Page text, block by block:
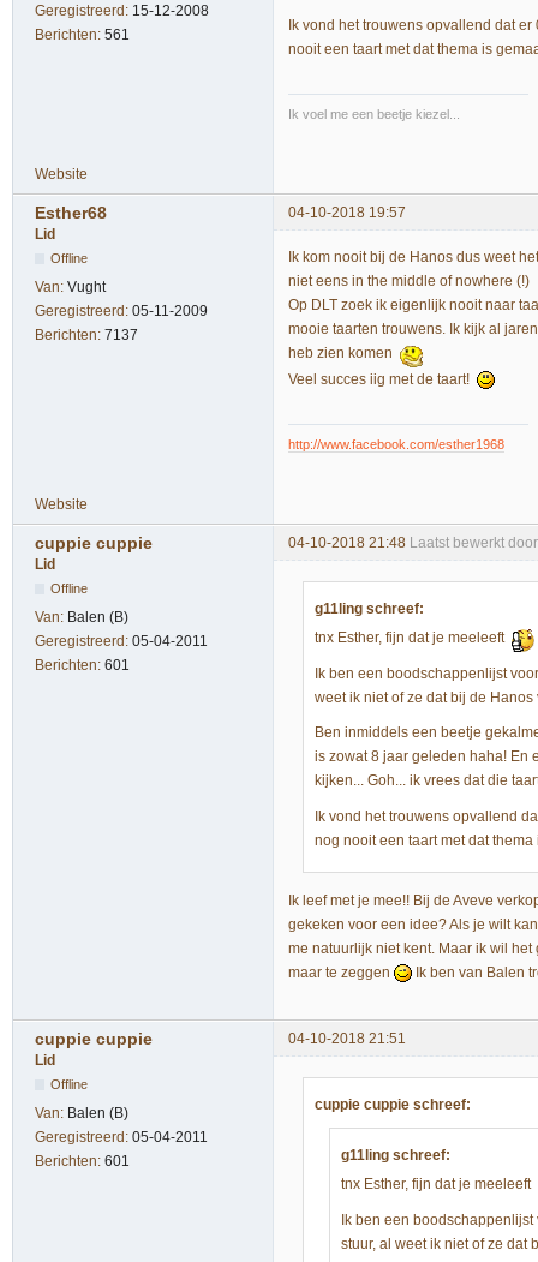
Geregistreerd: 15-12-2008
Berichten: 561
Ik vond het trouwens opvallend dat
nooit een taart met dat thema is
Ik voel me een beetje kiezel...
Website
Esther68
04-10-2018 19:57
Lid
Offline
Van: Vught
Geregistreerd: 05-11-2009
Berichten: 7137
Ik kom nooit bij de Hanos dus weet
niet eens in the middle of nowhere (!)
Op DLT zoek ik eigenlijk nooit naar
mooie taarten trouwens. Ik kijk al
heb zien komen
Veel succes iig met de taart!
http://www.facebook.com/esther1968
Website
cuppie cuppie 04-10-2018 21:48 Laatst bewerkt
Lid
Offline
Van: Balen (B)
Geregistreerd: 05-04-2011
Berichten: 601
g11ling schreef:
tnx Esther, fijn dat je meeleeft
Ik ben een boodschappenlijst
weet ik niet of ze dat bij de Hanos
Ben inmiddels een beetje
is zowat 8 jaar geleden haha! En
kijken... Goh... ik vrees dat die
Ik vond het trouwens opvallend
nog nooit een taart met dat thema
Ik leef met je mee!! Bij de Aveve
gekeken voor een idee? Als je wilt
me natuurlijk niet kent. Maar ik wil
maar te zeggen
Ik ben van Balen
cuppie cuppie
04-10-2018 21:51
Lid
Offline
Van: Balen (B)
Geregistreerd: 05-04-2011
Berichten: 601
cuppie cuppie schreef:
g11ling schreef:
tnx Esther, fijn dat je meeleeft
Ik ben een
stuur, al weet ik niet of ze dat